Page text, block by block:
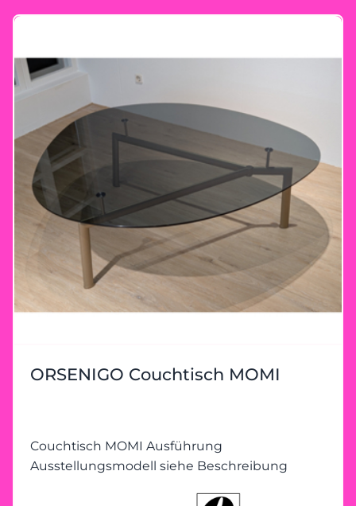
ORSENIGO Couchtisch MOMI
Couchtisch MOMI Ausführung
Ausstellungsmodell siehe Beschreibung